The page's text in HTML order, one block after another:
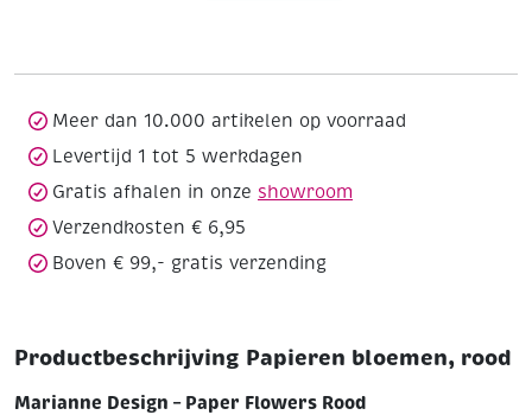
Meer dan 10.000 artikelen op voorraad
Levertijd 1 tot 5 werkdagen
Gratis afhalen in onze showroom
Verzendkosten € 6,95
Boven € 99,- gratis verzending
Productbeschrijving Papieren bloemen, rood
Marianne Design – Paper Flowers Rood